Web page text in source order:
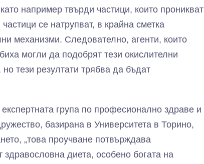
например твърди частици, които проникват
се натрупват, в крайна сметка
механизми. Следователно, агенти, които
могли да подобрят тези окислителни
тези резултати трябва да бъдат
група по професионално здраве и
базирана в Университета в Торино,
„това проучване потвърждава
здравословна диета, особено богата на